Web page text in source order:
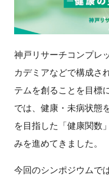
インタビュー・コラム
LINK-Jを知る
特別会員
施設・アクセス
FAQ
神戸リサーチコンプレ
カデミアなどで構成さ
テムを創ることを目標
では、健康・未病状態
を目指した「健康関数
みを進めてきました。
今回のシンポジウムで